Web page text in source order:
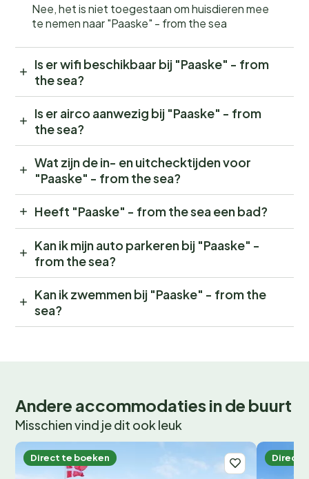
Nee, het is niet toegestaan om huisdieren mee
te nemen naar "Paaske" - from the sea
Is er wifi beschikbaar bij "Paaske" - from
the sea?
Is er airco aanwezig bij "Paaske" - from
the sea?
Wat zijn de in- en uitchecktijden voor
"Paaske" - from the sea?
Heeft "Paaske" - from the sea een bad?
Kan ik mijn auto parkeren bij "Paaske" -
from the sea?
Kan ik zwemmen bij "Paaske" - from the
sea?
Andere accommodaties in de buurt
Misschien vind je dit ook leuk
Direct te boeken Direct